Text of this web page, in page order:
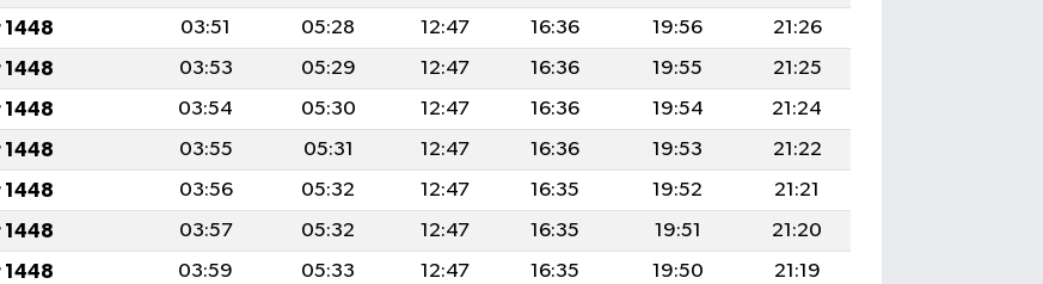
1448 03:51 05:28 12:47 16:36 19:56
21:26
1448 03:53 05:29 12:47 16:36 19:55
21:25
1448 03:54 05:30 12:47 16:36 19:54
21:24
1448 03:55 05:31 12:47 16:36 19:53
21:22
1448 03:56 05:32 12:47 16:35 19:52
21:21
1448 03:57 05:32 12:47 16:35 19:51
21:20
1448 03:59 05:33 12:47 16:35 19:50
21:19